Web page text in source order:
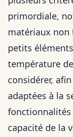
primordiale,
matériaux non
petits
température
considérer,
adaptées à la
fonctionnalités
capacité de la